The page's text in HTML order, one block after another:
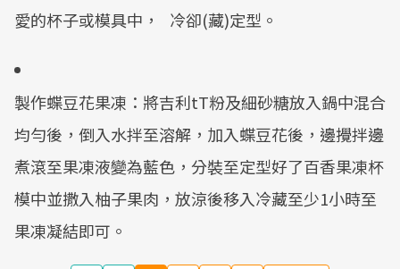
愛的杯子或模具中， 冷卻(藏)定型。
製作蝶豆花果凍：將吉利tT粉及細砂糖放入鍋中混合
均勻後，倒入水拌至溶解，加入蝶豆花後，邊攪拌邊
煮滾至果凍液變為藍色，分裝至定型好了百香果凍杯
模中並撒入柚子果肉，放涼後移入冷藏至少1小時至
果凍凝結即可。